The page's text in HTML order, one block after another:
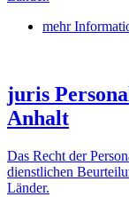
mehr
juris
Anhalt
Das Recht der
dienstlichen
Länder.